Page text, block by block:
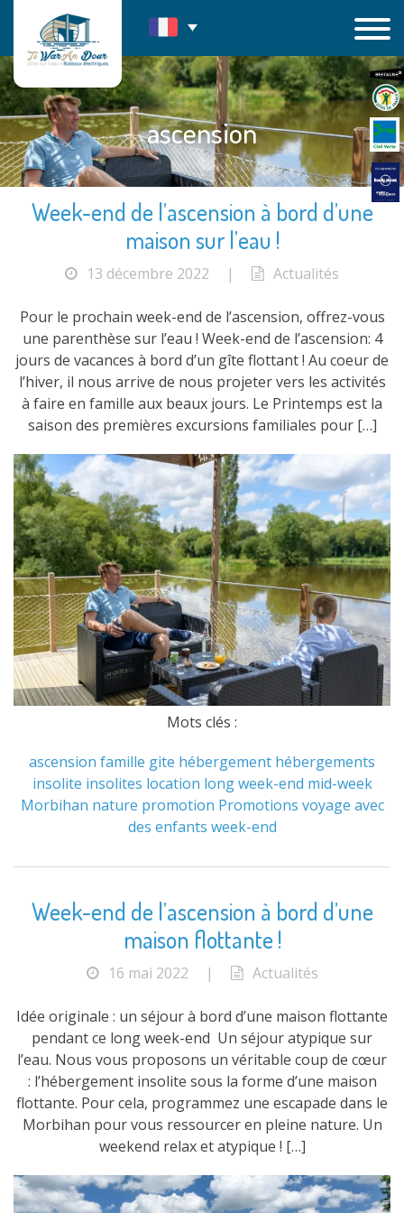
contenu
ascension
Week-end de l’ascension à bord d’une
maison sur l’eau !
13 décembre 2022 | Actualités
Pour le prochain week-end de l’ascension, offrez-vous
une parenthèse sur l’eau ! Week-end de l’ascension: 4
jours de vacances à bord d’un gîte flottant ! Au coeur de
l’hiver, il nous arrive de nous projeter vers les activités
à faire en famille aux beaux jours. Le Printemps est la
saison des premières excursions familiales pour […]
Mots clés :
ascension famille gite hébergement hébergements
insolite insolites location long week-end mid-week
Morbihan nature promotion Promotions voyage avec
des enfants week-end
Week-end de l’ascension à bord d’une
maison flottante !
16 mai 2022 | Actualités
Idée originale : un séjour à bord d’une maison flottante
pendant ce long week-end Un séjour atypique sur
l’eau. Nous vous proposons un véritable coup de cœur
: l’hébergement insolite sous la forme d’une maison
flottante. Pour cela, programmez une escapade dans le
Morbihan pour vous ressourcer en pleine nature. Un
weekend relax et atypique ! […]